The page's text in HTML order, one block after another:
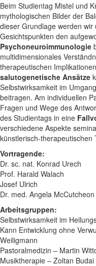
Beim Studientag Mistel und
mythologischen Bilder der
dieser Grundlage werden
Gesichtspunkten den
Psychoneuroimmunologie
multidimensionales
therapeutischen
salutogenetische Ansätze
Selbstwirksamkeit im
beitragen. Am individuellen
Fragen und Wege des
des Studientags in eine
verschiedene Aspekte
künstlerisch-therapeutischen
Vortragende:
Dr. sc. nat. Konrad Urech
Prof. Harald Walach
Josef Ulrich
Dr. med. Angela McCutcheon
Arbeitsgruppen:
Selbstwirksamkeit im
Kann Entwicklung ohne
Weiligmann
Pastoralmedizin – Martin
Musiktherapie – Zoltan Budai